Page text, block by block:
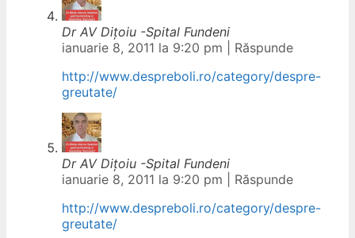
Dr AV Diţoiu -Spital Fundeni
ianuarie 8, 2011 la 9:20 pm
Răspunde
http://www.despreboli.ro/category/despre-
greutate/
Dr AV Diţoiu -Spital Fundeni
ianuarie 8, 2011 la 9:20 pm
Răspunde
http://www.despreboli.ro/category/despre-
greutate/